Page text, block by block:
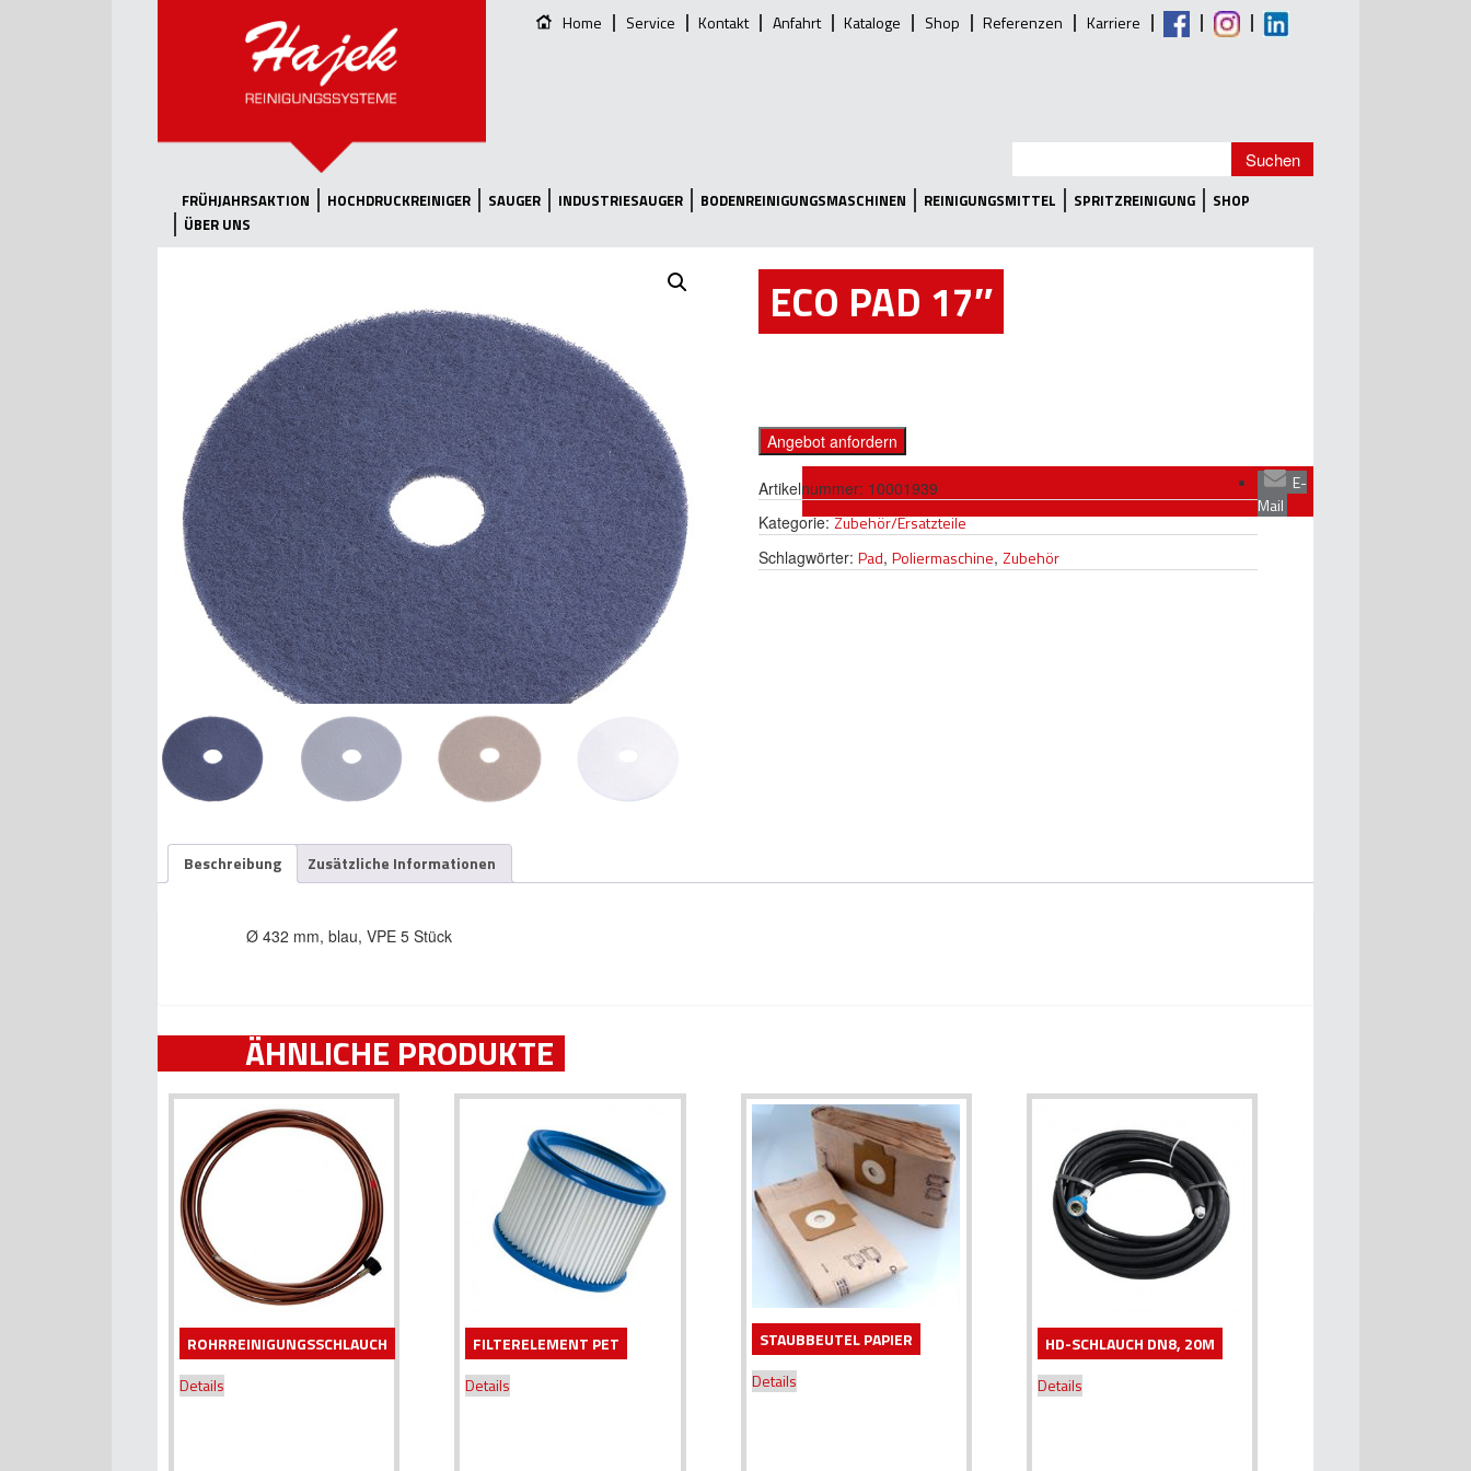
Home Service Kontakt Anfahrt Kataloge Shop Referenzen Karriere
FRÜHJAHRSAKTION HOCHDRUCKREINIGER SAUGER INDUSTRIESAUGER BODENREINIGUNGSMASCHINEN REINIGUNGSMITTEL SPRITZREINIGUNG
SHOP
ÜBER UNS
ECO PAD 17″
Angebot anfordern
Artikelnummer: 10001939
Kategorie:Zubehör/Ersatzteile
Schlagwörter:Pad,Poliermaschine,Zubehör
E-
Mail
Beschreibung Zusätzliche Informationen
Ø 432 mm, blau, VPE 5 Stück
ÄHNLICHE PRODUKTE
ROHRREINIGUNGSSCHLAUCH
Details
FILTERELEMENT PET
Details
STAUBBEUTEL PAPIER
Details
HD-SCHLAUCH DN8, 20M
Details